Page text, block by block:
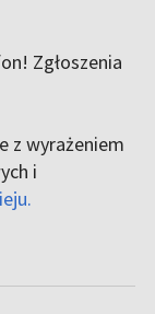
Zgłoszenia
z wyrażeniem
i